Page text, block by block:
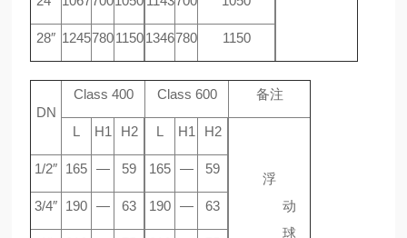
28″ 124578011501346780 1150
DN
Class 400 Class 600 备注
L H1 H2 L H1 H2
浮
动
球
1/2″ 165 — 59 165 — 59
3/4″ 190 — 63 190 — 63